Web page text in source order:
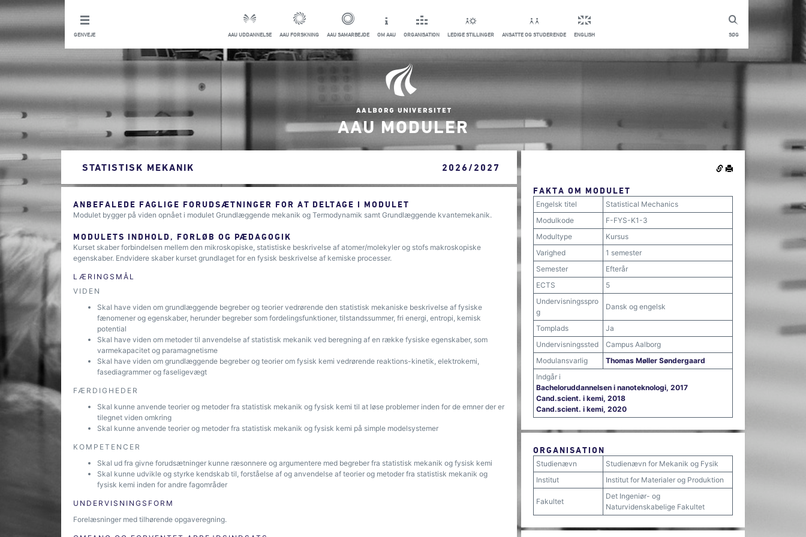
SØG
GENVEJE AAU UDDANNELSE AAU FORSKNING AAU SAMARBEJDE OM AAU ORGANISATION LEDIGE STILLINGER ANSATTE OG STUDERENDE ENGLISH
AAU MODULER
STATISTISK MEKANIK 2026/2027
ANBEFALEDE FAGLIGE FORUDSÆTNINGER FOR AT DELTAGE I MODULET
Modulet bygger på viden opnået i modulet Grundlæggende mekanik og Termodynamik samt Grundlæggende kvantemekanik.
MODULETS INDHOLD, FORLØB OG PÆDAGOGIK
Kurset skaber forbindelsen mellem den mikroskopiske, statistiske beskrivelse af atomer/molekyler og stofs makroskopiske
egenskaber. Endvidere skaber kurset grundlaget for en fysisk beskrivelse af kemiske processer.
LÆRINGSMÅL
VIDEN
Skal have viden om grundlæggende begreber og teorier vedrørende den statistisk mekaniske beskrivelse af fysiske
fænomener og egenskaber, herunder begreber som fordelingsfunktioner, tilstandssummer, fri energi, entropi, kemisk
potential
Skal have viden om metoder til anvendelse af statistisk mekanik ved beregning af en række fysiske egenskaber, som
varmekapacitet og paramagnetisme
Skal have viden om grundlæggende begreber og teorier om fysisk kemi vedrørende reaktions-kinetik, elektrokemi,
fasediagrammer og faseligevægt
FÆRDIGHEDER
Skal kunne anvende teorier og metoder fra statistisk mekanik og fysisk kemi til at løse problemer inden for de emner der er
tilegnet viden omkring
Skal kunne anvende teorier og metoder fra statistisk mekanik og fysisk kemi på simple modelsystemer
KOMPETENCER
Skal ud fra givne forudsætninger kunne ræsonnere og argumentere med begreber fra statistisk mekanik og fysisk kemi
Skal kunne udvikle og styrke kendskab til, forståelse af og anvendelse af teorier og metoder fra statistisk mekanik og
fysisk kemi inden for andre fagområder
UNDERVISNINGSFORM
Forelæsninger med tilhørende opgaveregning.
FAKTA OM MODULET
Engelsk titel
Statistical Mechanics
Modulkode
F-FYS-K1-3
Modultype
Kursus
Varighed
1 semester
Semester
Efterår
ECTS
5
Undervisningsspro
g
Dansk og engelsk
Tomplads
Ja
Undervisningssted
Campus Aalborg
Modulansvarlig
Thomas Møller Søndergaard
Indgår i
Bacheloruddannelsen i nanoteknologi, 2017
Cand.scient. i kemi, 2018
Cand.scient. i kemi, 2020
ORGANISATION
Studienævn
Studienævn for Mekanik og Fysik
Institut
Institut for Materialer og Produktion
Fakultet
Det Ingeniør- og
Naturvidenskabelige Fakultet